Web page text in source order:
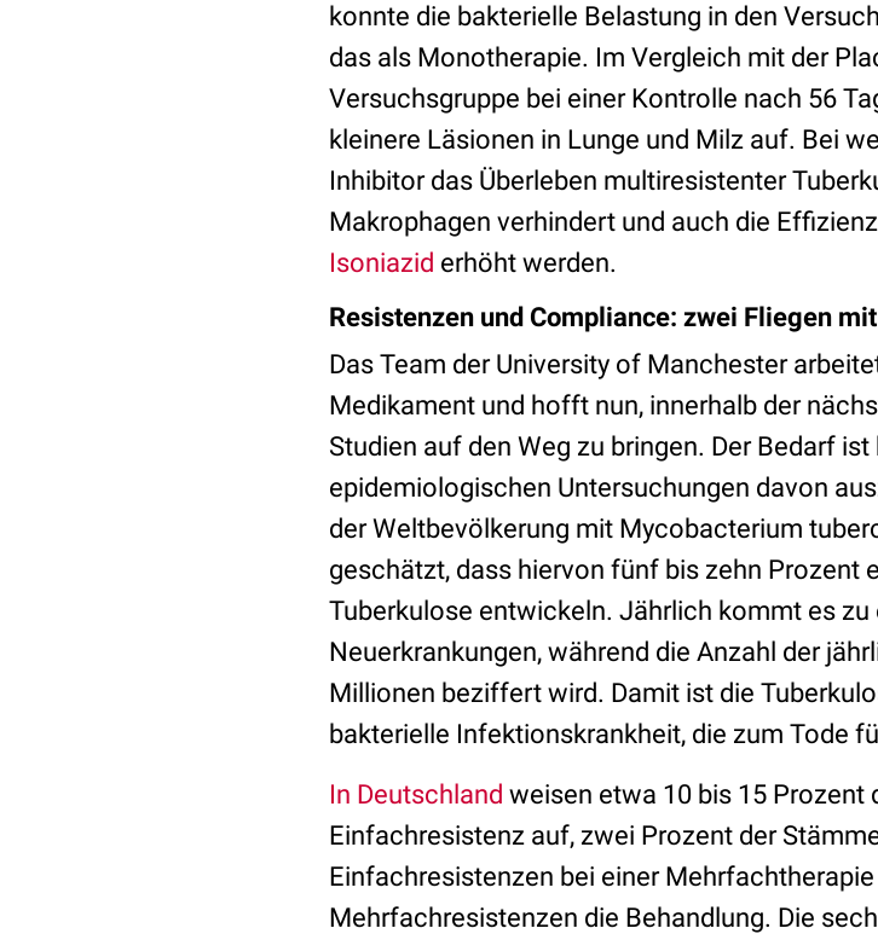
konnte die bakterielle Belastung in den
das als Monotherapie. Im Vergleich mit der
Versuchsgruppe bei einer Kontrolle nach 56
kleinere Läsionen in Lunge und Milz auf. Bei
Inhibitor das Überleben multiresistenter
Makrophagen verhindert und auch die
Isoniazid erhöht werden.
Resistenzen und Compliance: zwei Fliegen
Das Team der University of Manchester
Medikament und hofft nun, innerhalb der
Studien auf den Weg zu bringen. Der Bedarf
epidemiologischen Untersuchungen davon
der Weltbevölkerung mit Mycobacterium
geschätzt, dass hiervon fünf bis zehn Prozent
Tuberkulose entwickeln. Jährlich kommt es
Neuerkrankungen, während die Anzahl der
Millionen beziffert wird. Damit ist die
bakterielle Infektionskrankheit, die zum Tode
In Deutschland weisen etwa 10 bis 15 Prozent
Einfachresistenz auf, zwei Prozent der
Einfachresistenzen bei einer
Mehrfachresistenzen die Behandlung. Die